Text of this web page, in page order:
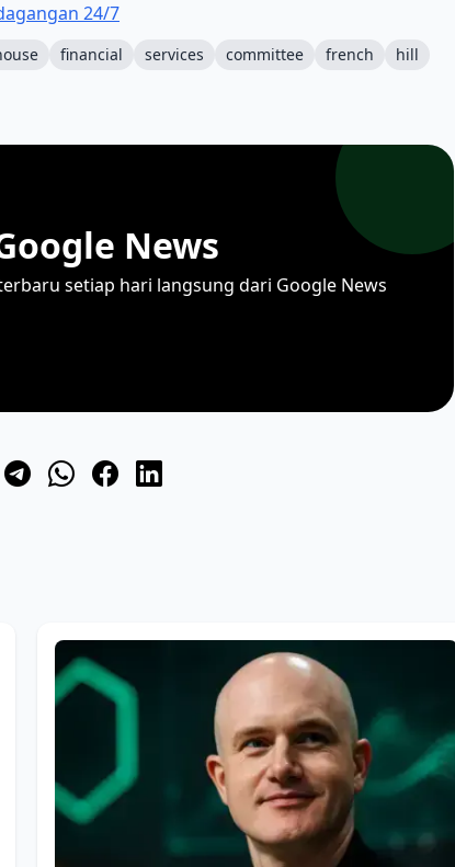
24/7
financial services committee french
hill
News
setiap hari langsung dari Google News